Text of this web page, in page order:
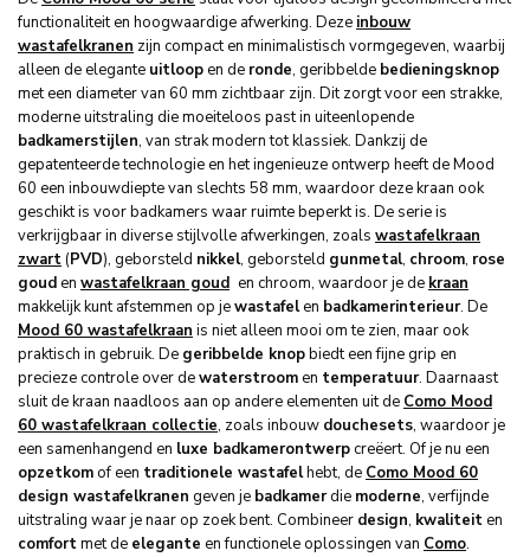
functionaliteit en hoogwaardige afwerking. Deze inbouw
wastafelkranen zijn compact en minimalistisch vormgegeven, waarbij
alleen de elegante uitloopen de ronde, geribbelde bedieningsknop
met een diameter van 60 mm zichtbaar zijn. Dit zorgt voor een strakke,
moderne uitstraling die moeiteloos past in uiteenlopende
badkamerstijlen, van strak modern tot klassiek. Dankzij de
gepatenteerde technologie en het ingenieuze ontwerp heeft de Mood
60 een inbouwdiepte van slechts 58 mm, waardoor deze kraan ook
geschikt is voor badkamers waar ruimte beperkt is. De serie is
verkrijgbaar in diverse stijlvolle afwerkingen, zoals wastafelkraan
zwart(PVD), geborsteld nikkel, geborsteld gunmetal, chroom, rose
gouden wastafelkraan goud en chroom, waardoor je de kraan
makkelijk kunt afstemmen op jewastafelen badkamerinterieur. De
Mood 60 wastafelkraan is niet alleen mooi om te zien, maar ook
praktisch in gebruik. De geribbelde knopbiedt een fijne grip en
precieze controle over dewaterstroomen temperatuur. Daarnaast
sluit de kraan naadloos aan op andere elementen uit de Como Mood
60 wastafelkraan collectie, zoals inbouw douchesets, waardoor je
een samenhangend en luxe badkamerontwerpcreëert. Of je nu een
opzetkomof een traditionele wastafelhebt, de Como Mood 60
design wastafelkranen geven je badkamerdie moderne, verfijnde
uitstraling waar je naar op zoek bent. Combineer design, kwaliteiten
comfortmet de elegante en functionele oplossingen van Como.